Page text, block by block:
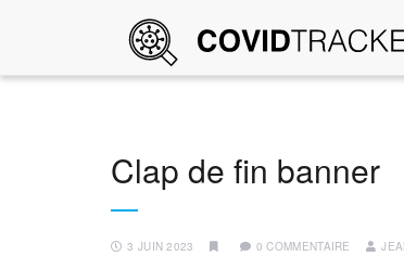
Clap de fin banner
3 JUIN 2023 0 COMMENTAIRE